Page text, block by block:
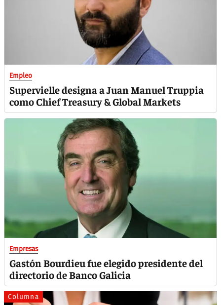
Empleo
Supervielle designa a Juan Manuel Truppia
como Chief Treasury & Global Markets
Empresas
Gastón Bourdieu fue elegido presidente del
directorio de Banco Galicia
Columna